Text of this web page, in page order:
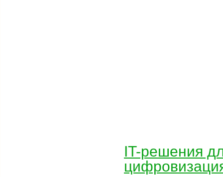
IT-решения